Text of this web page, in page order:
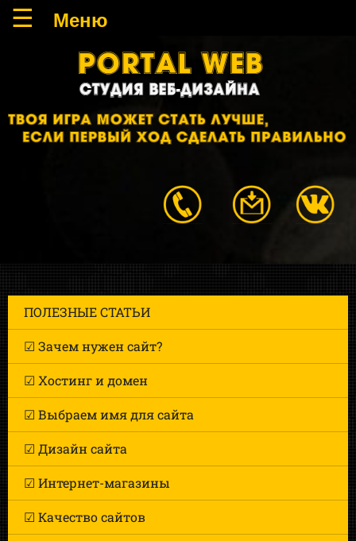
ПОЛЕЗНЫЕ СТАТЬИ
☑ Зачем нужен сайт?
☑ Хостинг и домен
☑ Выбраем имя для сайта
☑ Дизайн сайта
☑ Интернет-магазины
☑ Качество сайтов